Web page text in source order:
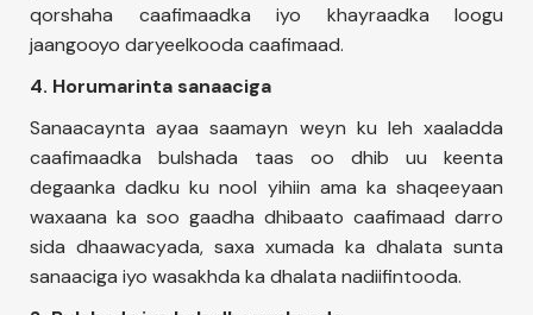
qorshaha caafimaadka iyo khayraadka loogu
jaangooyo daryeelkooda caafimaad.
4. Horumarinta sanaaciga
Sanaacaynta ayaa saamayn weyn ku leh xaaladda
caafimaadka bulshada taas oo dhib uu keenta
degaanka dadku ku nool yihiin ama ka shaqeeyaan
waxaana ka soo gaadha dhibaato caafimaad darro
sida dhaawacyada, saxa xumada ka dhalata sunta
sanaaciga iyo wasakhda ka dhalata nadiifintooda.